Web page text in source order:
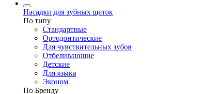
Насадки для зубных щеток
По типу
Стандартные
Ортодонтические
Для чувствительных зубов
Отбеливающие
Детские
Для языка
Эконом
По Бренду